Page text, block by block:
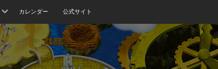
カレンダー 公式サイト